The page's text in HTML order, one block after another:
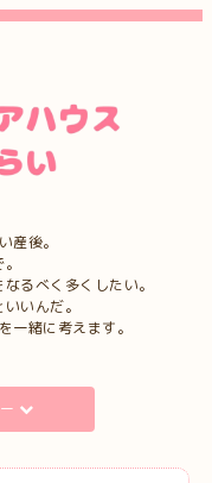
産後。
るべく多くしたい。
いんだ。
一緒に考えます。